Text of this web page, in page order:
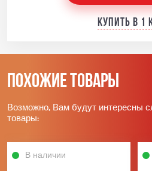
Купить в 1
Похожие товары
Возможно, Вам будут интересны
товары:
В наличии